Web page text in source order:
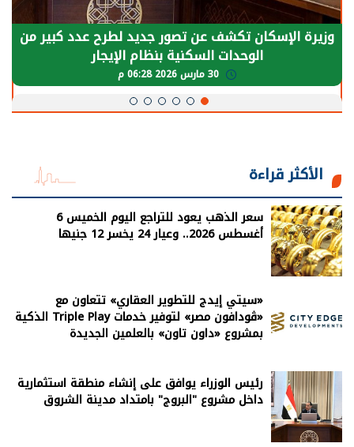
الرئيس السيسي: توقف الأنشطة في قطاع الطاقة
يحتاج إلى سنوات لعودة معدلات الإنتاج الطبيعية
الأكثر قراءة
سعر الذهب يعود للتراجع اليوم الخميس 6
أغسطس 2026.. وعيار 24 يخسر 12 جنيها
«سيتي إيدج للتطوير العقاري» تتعاون مع
«ڤودافون مصر» لتوفير خدمات Triple Play الذكية
بمشروع «داون تاون» بالعلمين الجديدة
رئيس الوزراء يوافق على إنشاء منطقة استثمارية
داخل مشروع "البروج" بامتداد مدينة الشروق